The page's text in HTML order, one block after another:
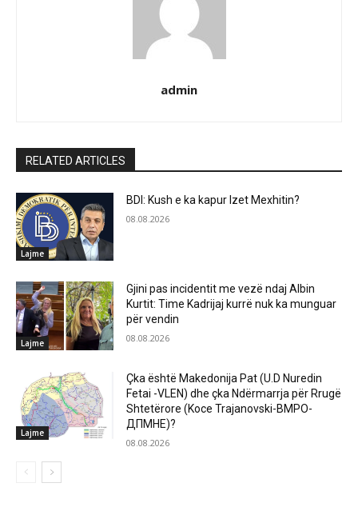
admin
RELATED ARTICLES
Lajme
BDI: Kush e ka kapur Izet Mexhitin?
08.08.2026
Lajme
Gjini pas incidentit me vezë ndaj Albin
Kurtit: Time Kadrijaj kurrë nuk ka munguar
për vendin
08.08.2026
Lajme
Çka është Makedonija Pat (U.D Nuredin
Fetai -VLEN) dhe çka Ndërmarrja për Rrugë
Shtetërore (Koce Trajanovski-ВМРО-
ДПМНЕ)?
08.08.2026